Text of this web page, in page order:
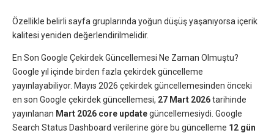
Özellikle belirli sayfa gruplarında yoğun düşüş yaşanıyorsa içerik
kalitesi yeniden değerlendirilmelidir.
En Son Google Çekirdek Güncellemesi Ne Zaman Olmuştu?
Google yıl içinde birden fazla çekirdek güncelleme
yayınlayabiliyor. Mayıs 2026 çekirdek güncellemesinden önceki
en son Google çekirdek güncellemesi, 27 Mart 2026tarihinde
yayınlanan Mart 2026 core updategüncellemesiydi. Google
Search Status Dashboard verilerine göre bu güncelleme 12 gün